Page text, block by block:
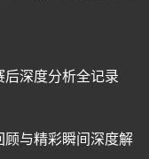
后深度分析全记录
顾与精彩瞬间深度解